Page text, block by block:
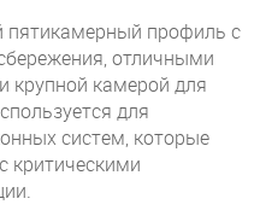
пятикамерный профиль с
отличными
крупной камерой для
для
систем, которые
критическими